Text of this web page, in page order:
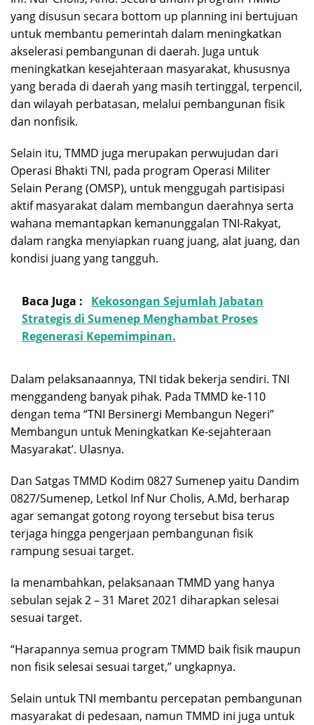
yang disusun secara bottom up planning ini bertujuan
untuk membantu pemerintah dalam meningkatkan
akselerasi pembangunan di daerah. Juga untuk
meningkatkan kesejahteraan masyarakat, khususnya
yang berada di daerah yang masih tertinggal, terpencil,
dan wilayah perbatasan, melalui pembangunan fisik
dan nonfisik.
Selain itu, TMMD juga merupakan perwujudan dari
Operasi Bhakti TNI, pada program Operasi Militer
Selain Perang (OMSP), untuk menggugah partisipasi
aktif masyarakat dalam membangun daerahnya serta
wahana memantapkan kemanunggalan TNI-Rakyat,
dalam rangka menyiapkan ruang juang, alat juang, dan
kondisi juang yang tangguh.
Baca Juga :
Kekosongan Sejumlah Jabatan
Strategis di Sumenep Menghambat Proses
Regenerasi Kepemimpinan.
Dalam pelaksanaannya, TNI tidak bekerja sendiri. TNI
menggandeng banyak pihak. Pada TMMD ke-110
dengan tema “TNI Bersinergi Membangun Negeri”
Membangun untuk Meningkatkan Ke-sejahteraan
Masyarakat’. Ulasnya.
Dan Satgas TMMD Kodim 0827 Sumenep yaitu Dandim
0827/Sumenep, Letkol Inf Nur Cholis, A.Md, berharap
agar semangat gotong royong tersebut bisa terus
terjaga hingga pengerjaan pembangunan fisik
rampung sesuai target.
Ia menambahkan, pelaksanaan TMMD yang hanya
sebulan sejak 2 – 31 Maret 2021 diharapkan selesai
sesuai target.
“Harapannya semua program TMMD baik fisik maupun
non fisik selesai sesuai target,” ungkapnya.
Selain untuk TNI membantu percepatan pembangunan
masyarakat di pedesaan, namun TMMD ini juga untuk